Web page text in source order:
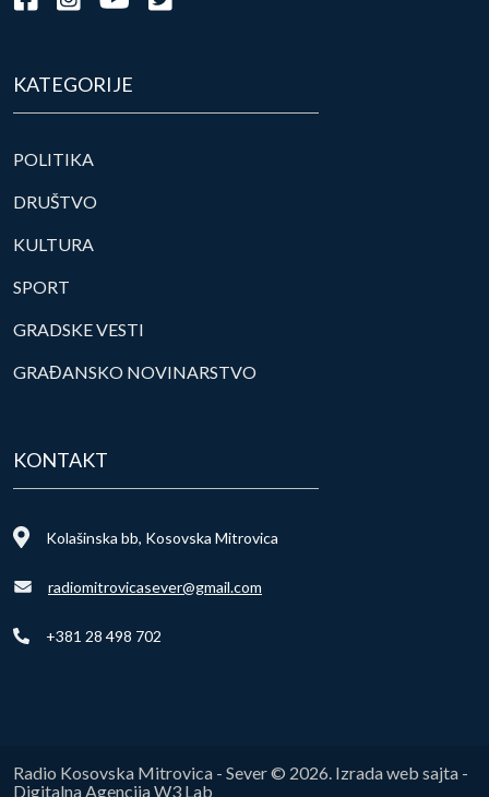
KATEGORIJE
POLITIKA
DRUŠTVO
KULTURA
SPORT
GRADSKE VESTI
GRAĐANSKO NOVINARSTVO
KONTAKT
Kolašinska bb, Kosovska Mitrovica
radiomitrovicasever@gmail.com
+381 28 498 702
Radio Kosovska Mitrovica - Sever © 2026. Izrada web sajta -
Digitalna Agencija W3 Lab